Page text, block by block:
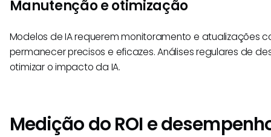
Manutenção e otimização
Modelos de IA requerem monitoramento e atualizações
permanecer precisos e eficazes. Análises regulares de
otimizar o impacto da IA.
Medição do ROI e